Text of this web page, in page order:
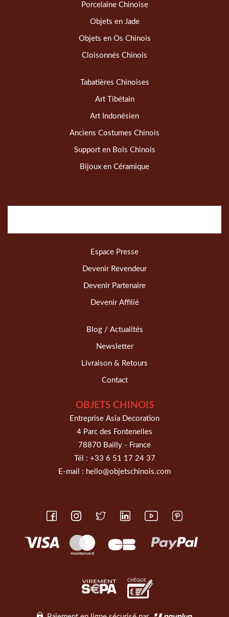
Porcelaine Chinoise
Objets en Jade
Objets en Os Chinois
Cloisonnés Chinois
Tabatières Chinoises
Art Tibétain
Art Indonésien
Anciens Costumes Chinois
Support en Bois Chinois
Bijoux en Céramique
Espace Presse
Devenir Revendeur
Devenir Partenaire
Devenir Affilié
Blog / Actualités
Newsletter
Livraison & Retours
Contact
OBJETS CHINOIS
Entreprise Asia Decoration
4 Parc des Fontenelles
78870 Bailly - France
Tél : +33 6 51 17 24 37
E-mail : hello@objetschinois.com